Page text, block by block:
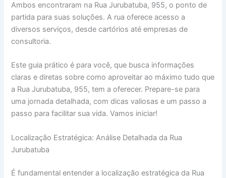
Ambos encontraram na Rua Jurubatuba, 955, o ponto de
partida para suas soluções. A rua oferece acesso a
diversos serviços, desde cartórios até empresas de
consultoria.
Este guia prático é para você, que busca informações
claras e diretas sobre como aproveitar ao máximo tudo que
a Rua Jurubatuba, 955, tem a oferecer. Prepare-se para
uma jornada detalhada, com dicas valiosas e um passo a
passo para facilitar sua vida. Vamos iniciar!
Localização Estratégica: Análise Detalhada da Rua
Jurubatuba
É fundamental entender a localização estratégica da Rua